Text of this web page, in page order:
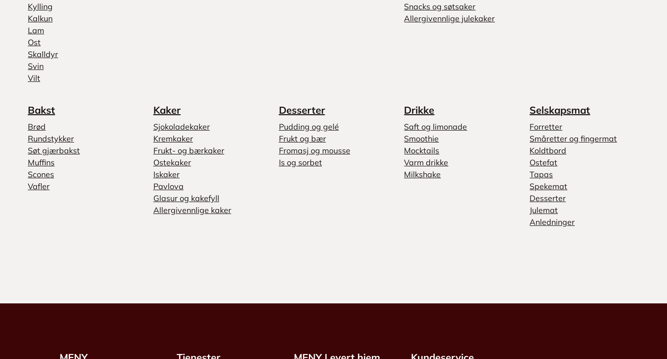
Kylling
Kalkun
Lam
Ost
Skalldyr
Svin
Vilt
Snacks og søtsaker
Allergivennlige julekaker
Bakst
Brød
Rundstykker
Søt gjærbakst
Muffins
Scones
Vafler
Kaker
Sjokoladekaker
Kremkaker
Frukt- og bærkaker
Ostekaker
Iskaker
Pavlova
Glasur og kakefyll
Allergivennlige kaker
Desserter
Pudding og gelé
Frukt og bær
Fromasj og mousse
Is og sorbet
Drikke
Saft og limonade
Smoothie
Mocktails
Varm drikke
Milkshake
Selskapsmat
Forretter
Småretter og fingermat
Koldtbord
Ostefat
Tapas
Spekemat
Desserter
Julemat
Anledninger